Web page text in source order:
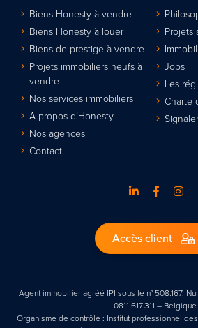
Biens Honesty à vendre
Biens Honesty à louer
Biens de prestige à vendre
Projets immobiliers neufs à
vendre
Nos services immobiliers
A propos d’Honesty
Nos agences
Contact
Projets
Jobs
Les
Charte
Accès client
Agent immobilier agréé IPI sous le n° 508.167.
0811.617.311 – Belgique.
Organisme de contrôle : Institut professionnel